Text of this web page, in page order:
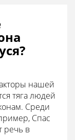
нашей
тяга людей
Среди
Спас
речь в